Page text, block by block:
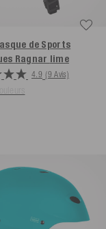
de Sports
Ragnar lime
4.9 (9 Avis)